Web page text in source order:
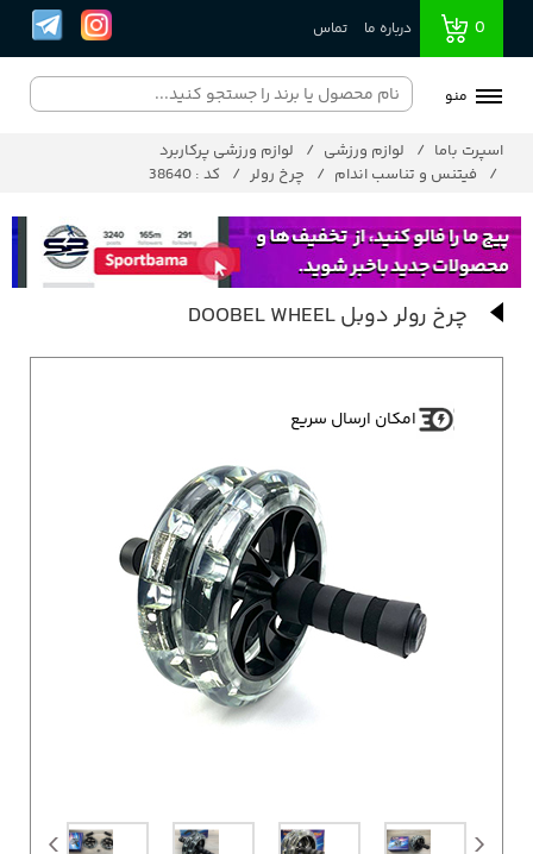
0 درباره ما تماس
منو
اسپرت باما لوازم ورزشی
لوازم ورزشی پرکاربرد
فیتنس و تناسب اندام
چرخ رولر کد : 38640
چرخ رولر دوبل DOOBEL WHEEL
امکان ارسال سریع